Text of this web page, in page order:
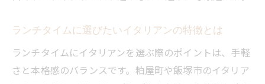
友人と一緒に楽しむイタリアンパスタ体験
イタリアンランチで過ごす特別な時間の魅
力
ランチタイムに選びたいイタリアンの特徴とは
ランチタイムにイタリアンを選ぶ際のポイントは、手軽
さと本格感のバランスです。粕屋町や飯塚市のイタリア